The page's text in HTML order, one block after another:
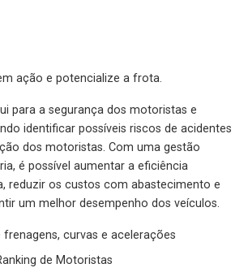
ação e potencialize a frota.
para a segurança dos motoristas e
identificar possíveis riscos de acidentes
dos motoristas. Com uma gestão
é possível aumentar a eficiência
reduzir os custos com abastecimento e
um melhor desempenho dos veículos.
frenagens, curvas e acelerações
de Motoristas